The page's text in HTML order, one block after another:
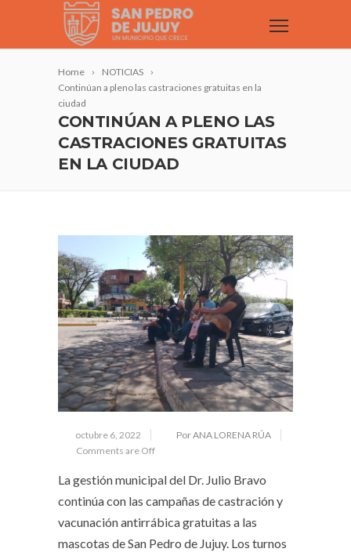
Home
NOTICIAS
Continúan a pleno las castraciones gratuitas en la
ciudad
CONTINÚAN A PLENO LAS
CASTRACIONES GRATUITAS
EN LA CIUDAD
octubre 6, 2022
Por ANA LORENA RÚA
Comments are Off
La gestión municipal del Dr. Julio Bravo
continúa con las campañas de castración y
vacunación antirrábica gratuitas a las
mascotas de San Pedro de Jujuy. Los turnos